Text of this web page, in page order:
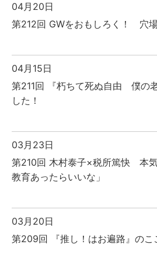
04月20日
第212回 GWをおもしろく！ 穴
04月15日
第211回 『朽ちて死ぬ自由 僕の
した！
03月23日
第210回 木村泰子×税所篤快 本
教育あったらいいな」
03月20日
第209回 『推し！はお遍路』のこ